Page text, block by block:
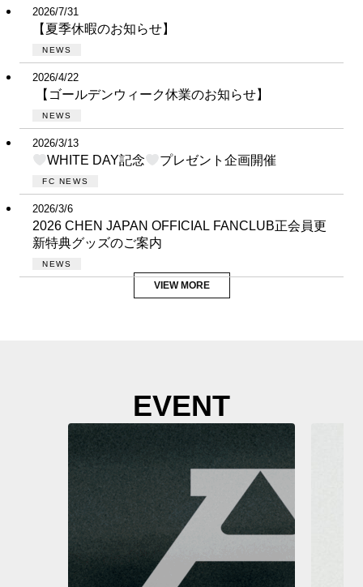
2026/7/31
【夏季休暇のお知らせ】
NEWS
2026/4/22
【ゴールデンウィーク休業のお知らせ】
NEWS
2026/3/13
WHITE DAY記念 プレゼント企画開催
FC NEWS
2026/3/6
2026 CHEN JAPAN OFFICIAL FANCLUB正会員更
新特典グッズのご案内
NEWS
VIEW MORE
EVENT